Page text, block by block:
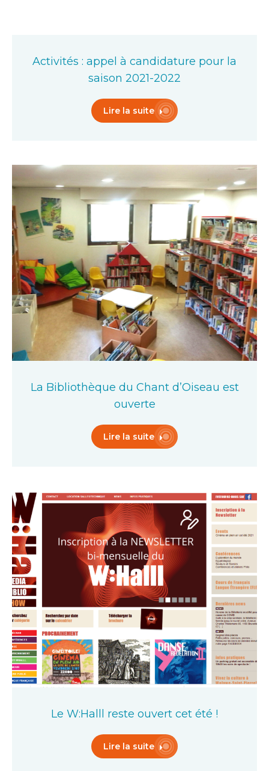
Activités : appel à candidature pour la
saison 2021-2022
Lire la suite
La Bibliothèque du Chant d’Oiseau est
ouverte
Lire la suite
Le W:Halll reste ouvert cet été !
Lire la suite